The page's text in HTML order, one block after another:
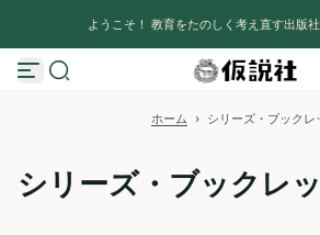
コンテンツへスキップ
ようこそ！ 教育をたのしく考え直す出版社
ホーム › シリーズ・ブックレ
シリーズ・ブックレ